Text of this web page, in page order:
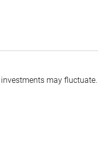
may fluctuate.